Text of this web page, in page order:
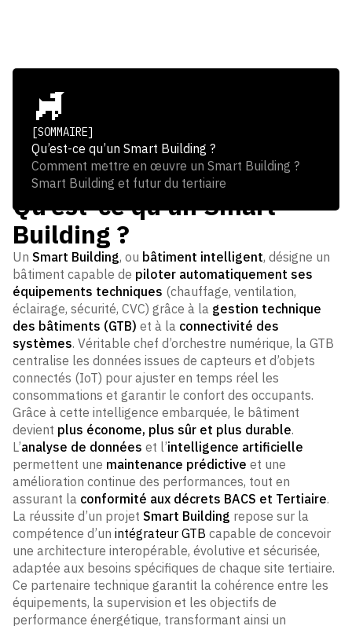
[SOMMAIRE]
Qu’est-ce qu’un Smart Building ?
Comment mettre en œuvre un Smart Building ?
Smart Building et futur du tertiaire
Qu’est-ce qu’un Smart
Building ?
Un Smart Building, ou bâtiment intelligent, désigne un
bâtiment capable de piloter automatiquement ses
équipements techniques (chauffage, ventilation,
éclairage, sécurité, CVC) grâce à la gestion technique
des bâtiments (GTB) et à la connectivité des
systèmes. Véritable chef d’orchestre numérique, la GTB
centralise les données issues de capteurs et d’objets
connectés (IoT) pour ajuster en temps réel les
consommations et garantir le confort des occupants.
Grâce à cette intelligence embarquée, le bâtiment
devient plus économe, plus sûr et plus durable.
L’analyse de données et l’intelligence artificielle
permettent une maintenance prédictive et une
amélioration continue des performances, tout en
assurant la conformité aux décrets BACS et Tertiaire.
La réussite d’un projet Smart Building repose sur la
compétence d’un intégrateur GTB capable de concevoir
une architecture interopérable, évolutive et sécurisée,
adaptée aux besoins spécifiques de chaque site tertiaire.
Ce partenaire technique garantit la cohérence entre les
équipements, la supervision et les objectifs de
performance énergétique, transformant ainsi un